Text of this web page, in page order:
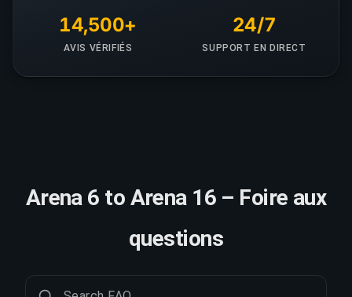
14,500+
AVIS VÉRIFIÉS
24/7
SUPPORT EN DIRECT
Arena 6 to Arena 16 – Foire aux
questions